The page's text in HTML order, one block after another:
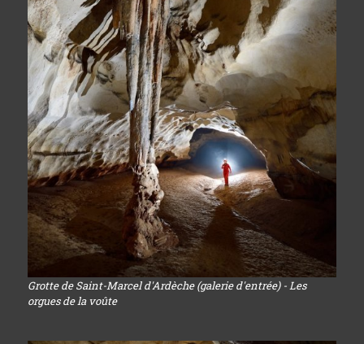
Grotte de Saint-Marcel d'Ardèche (galerie d'entrée) - Les
orgues de la voûte